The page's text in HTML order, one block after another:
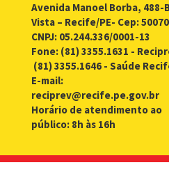
Avenida Manoel Borba, 488-
Vista – Recife/PE- Cep:
CNPJ: 05.244.336/0001-13
Fone: (81) 3355.1631 -
(81) 3355.1646 - Saúde
E-mail:
reciprev@recife.pe.gov.br
Horário de atendimento ao
público: 8h às 16h